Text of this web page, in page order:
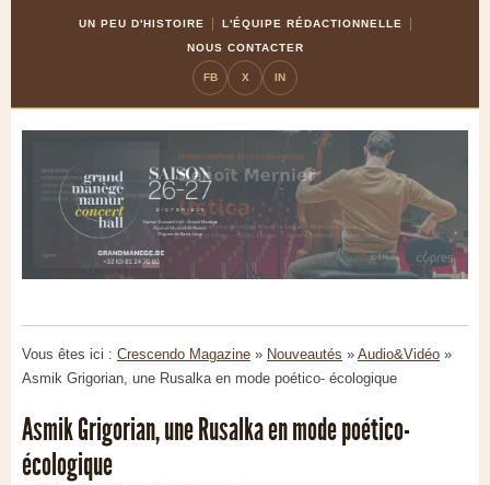
UN PEU D'HISTOIRE
L'ÉQUIPE RÉDACTIONNELLE
NOUS CONTACTER
FB X IN
Vous êtes ici : Crescendo Magazine » Nouveautés » Audio&Vidéo »
Asmik Grigorian, une Rusalka en mode poético- écologique
Asmik Grigorian, une Rusalka en mode poético-
écologique